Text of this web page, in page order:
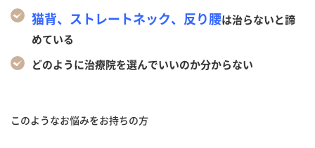
猫背、ストレートネック、反り腰は治らないと諦
めている
どのように治療院を選んでいいのか分からない
このようなお悩みをお持ちの方